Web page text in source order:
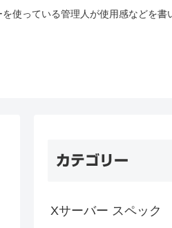
使っている管理人が使用感などを書
カテゴリー
Xサーバー スペック